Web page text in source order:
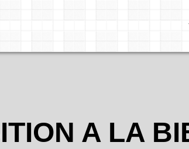
A LA